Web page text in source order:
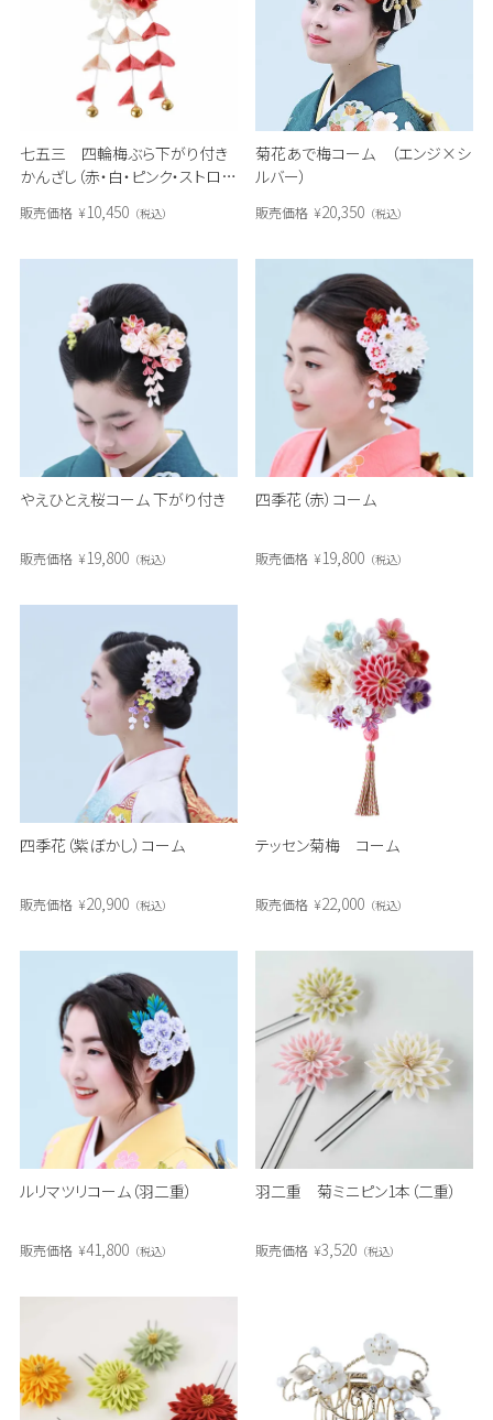
七五三 四輪梅ぶら下がり付き
かんざし（赤・白・ピンク・ストロベ
販売価格 ¥10,450 税込
菊花あで梅コーム （エンジ×シ
ルバー）
販売価格 ¥20,350 税込
やえひとえ桜コーム 下がり付き
販売価格 ¥19,800 税込
四季花（赤）コーム
販売価格 ¥19,800 税込
四季花（紫ぼかし）コーム
販売価格 ¥20,900 税込
テッセン菊梅 コーム
販売価格 ¥22,000 税込
ルリマツリコーム（羽二重）
販売価格 ¥41,800 税込
羽二重 菊ミニピン1本（二重）
販売価格 ¥3,520 税込